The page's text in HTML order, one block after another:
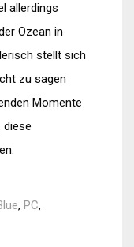
allerdings
Ozean in
stellt sich
zu sagen
Momente
diese
, PC,